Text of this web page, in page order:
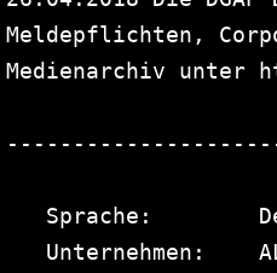
Meldepflichten,
Medienarchiv unter
Sprache:
Unternehmen: